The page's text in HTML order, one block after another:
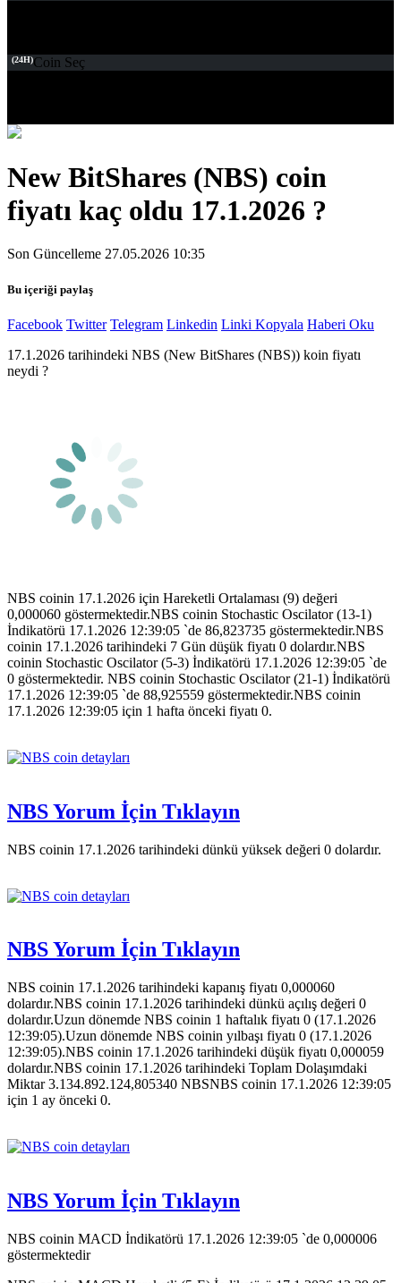
(24H)Coin Seç
New BitShares (NBS) coin
fiyatı kaç oldu 17.1.2026 ?
Son Güncelleme 27.05.2026 10:35
Bu içeriği paylaş
Facebook Twitter Telegram Linkedin Linki Kopyala Haberi Oku
17.1.2026 tarihindeki NBS (New BitShares (NBS)) koin fiyatı
neydi ?
NBS coinin 17.1.2026 için Hareketli Ortalaması (9) değeri
0,000060 göstermektedir.NBS coinin Stochastic Oscilator (13-1)
İndikatörü 17.1.2026 12:39:05 `de 86,823735 göstermektedir.NBS
coinin 17.1.2026 tarihindeki 7 Gün düşük fiyatı 0 dolardır.NBS
coinin Stochastic Oscilator (5-3) İndikatörü 17.1.2026 12:39:05 `de
0 göstermektedir. NBS coinin Stochastic Oscilator (21-1) İndikatörü
17.1.2026 12:39:05 `de 88,925559 göstermektedir.NBS coinin
17.1.2026 12:39:05 için 1 hafta önceki fiyatı 0.
NBS Yorum İçin Tıklayın
NBS coinin 17.1.2026 tarihindeki dünkü yüksek değeri 0 dolardır.
NBS Yorum İçin Tıklayın
NBS coinin 17.1.2026 tarihindeki kapanış fiyatı 0,000060
dolardır.NBS coinin 17.1.2026 tarihindeki dünkü açılış değeri 0
dolardır.Uzun dönemde NBS coinin 1 haftalık fiyatı 0 (17.1.2026
12:39:05).Uzun dönemde NBS coinin yılbaşı fiyatı 0 (17.1.2026
12:39:05).NBS coinin 17.1.2026 tarihindeki düşük fiyatı 0,000059
dolardır.NBS coinin 17.1.2026 tarihindeki Toplam Dolaşımdaki
Miktar 3.134.892.124,805340 NBSNBS coinin 17.1.2026 12:39:05
için 1 ay önceki 0.
NBS Yorum İçin Tıklayın
NBS coinin MACD İndikatörü 17.1.2026 12:39:05 `de 0,000006
göstermektedir